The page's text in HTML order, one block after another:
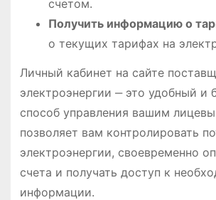
счетом.
Получить информацию о
о текущих тарифах на
Личный кабинет на сайте
электроэнергии ‒ это удобный и
способ управления вашим
позволяет вам контролировать
электроэнергии, своевременно
счета и получать доступ к
информации.